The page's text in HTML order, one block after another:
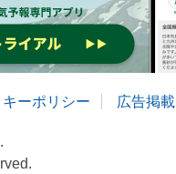
キーポリシー 広告掲載